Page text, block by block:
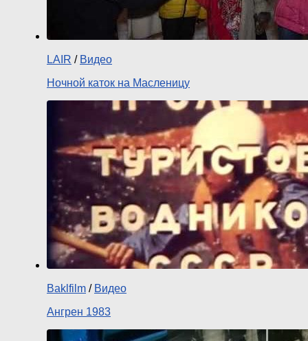
LAIR / Видео
Ночной каток на Масленицу
Baklfilm / Видео
Ангрен 1983